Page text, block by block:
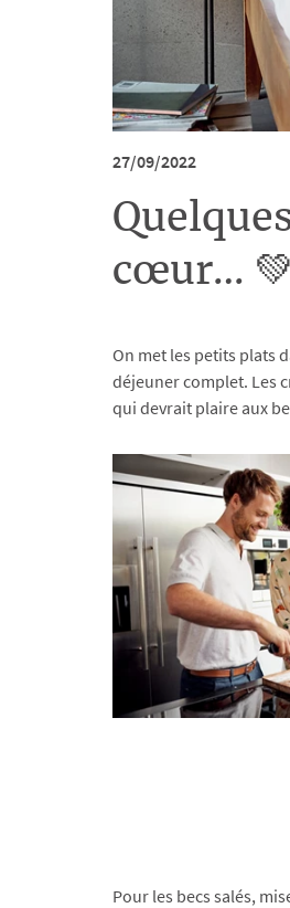
27/09/2022
cœur… 💚
On met les petits plats
déjeuner complet. Les
qui devrait plaire aux
Pour les becs salés,